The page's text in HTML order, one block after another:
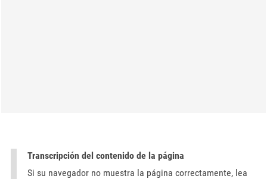
Transcripción del contenido de la página
Si su navegador no muestra la página correctamente, lea